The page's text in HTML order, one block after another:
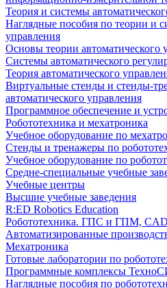
Теория и системы
Наглядные пособия по теории и
управления
Основы теории автоматического
Системы автоматического
Теория автоматического
Виртуальные стенды и стенды-
автоматического управления
Программное обеспечение и
Робототехника и мехатроника
Учебное оборудование по
Стенды и тренажеры по
Учебное оборудование по
Средне-специальные учебные
Учебные центры
Высшие учебные заведения
R:ED Robotics Education
Робототехника. ГПС и ГПМ,
Автоматизированные
Мехатроника
Готовые лаборатории по
Программные комплексы
Наглядные пособия по